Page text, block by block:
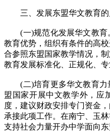
三、发展东盟华文教育的
(一)规范化发展华文教育
教育优势，组织有条件的高
合参照东盟国家教学情况，
教育发展标准化、正规化、专
(二)培育更多华文教育力
盟国家开展中文教学外，应
度，建议财政安排专门资金
承接此项工作。在南宁、玉
支持社会力量开办中学面向